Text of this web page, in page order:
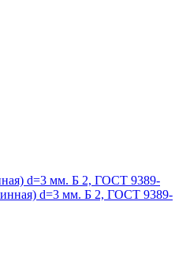
d=3 мм. Б 2, ГОСТ 9389-
d=3 мм. Б 2, ГОСТ 9389-